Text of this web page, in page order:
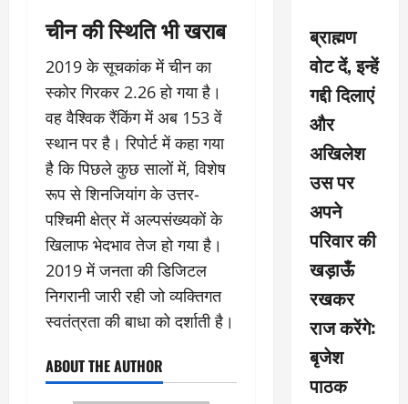
चीन की स्थिति भी खराब
2019 के सूचकांक में चीन का
स्कोर गिरकर 2.26 हो गया है।
वह वैश्विक रैंकिंग में अब 153 वें
स्थान पर है। रिपोर्ट में कहा गया
है कि पिछले कुछ सालों में, विशेष
रूप से शिनजियांग के उत्तर-
पश्चिमी क्षेत्र में अल्पसंख्यकों के
खिलाफ भेदभाव तेज हो गया है।
2019 में जनता की डिजिटल
निगरानी जारी रही जो व्यक्तिगत
स्वतंत्रता की बाधा को दर्शाती है।
ABOUT THE AUTHOR
ब्राह्मण
वोट दें, इन्हें
गद्दी दिलाएं
और
अखिलेश
उस पर
अपने
परिवार की
खड़ाऊँ
रखकर
राज करेंगे:
बृजेश
पाठक